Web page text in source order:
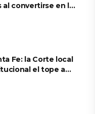
al convertirse en la
en mi vocabulario»
Fe: la Corte local
el tope a